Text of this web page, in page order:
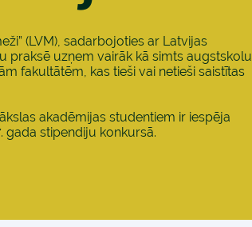
(LVM), sadarbojoties ar Latvijas
praksē uzņem vairāk kā simts augstskolu
fakultātēm, kas tieši vai netieši saistītas
akadēmijas studentiem ir iespēja
gada stipendiju konkursā.